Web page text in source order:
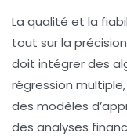
La qualité et la
tout sur la
doit intégrer des
régression
des modèles
des analyses